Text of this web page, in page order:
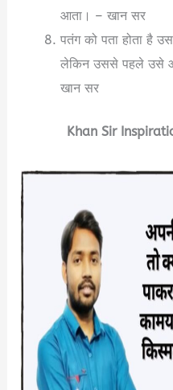
आता। – खान सर
पतंग को पता होता है
लेकिन उससे पहले उसे
खान सर
Khan Sir